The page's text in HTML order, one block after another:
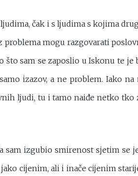
čak i s ljudima s kojima
problema mogu razgovarati
što sam se zaposlio u Iskonu te
izazov, a ne problem. Iako
ljudi, tu i tamo naiđe netko tko
sam izgubio smirenost sjetim se
cijenim, ali i inače cijenim